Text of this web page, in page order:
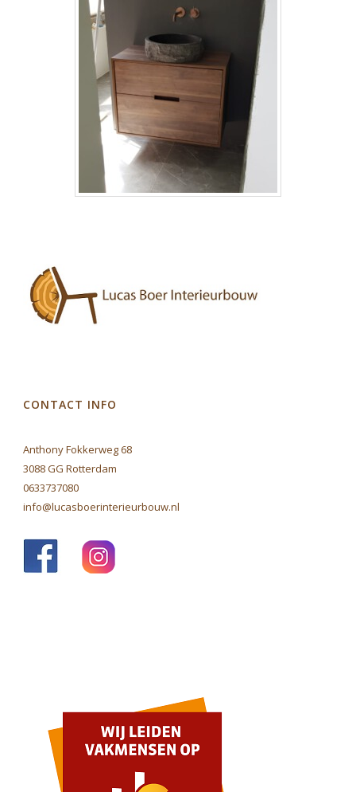
CONTACT INFO
Anthony Fokkerweg 68
3088 GG Rotterdam
0633737080
info@lucasboerinterieurbouw.nl